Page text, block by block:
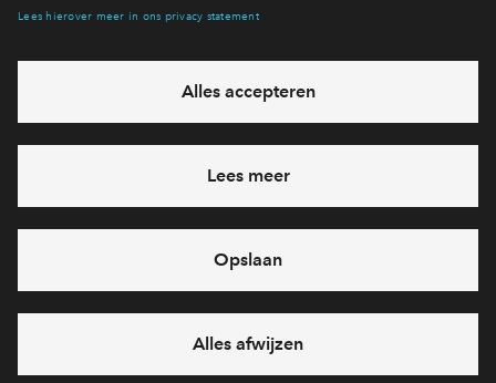
Hiermee blijf je op de hoogte van het belangrijkste nieuws en
Ja, ik wil mij aanmelden
Heb je een vraag en wil je direct antwoord? Bel ons op
712 27 21
feestdagen)
vandaag gesloten, vrijdag zijn we vanaf
09:00 uur weer
bereikbaar